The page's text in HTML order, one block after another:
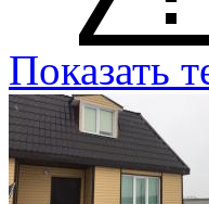
Показать